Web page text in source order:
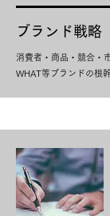
ブランド戦略
消費者・商品・競合・
WHAT等ブランドの根